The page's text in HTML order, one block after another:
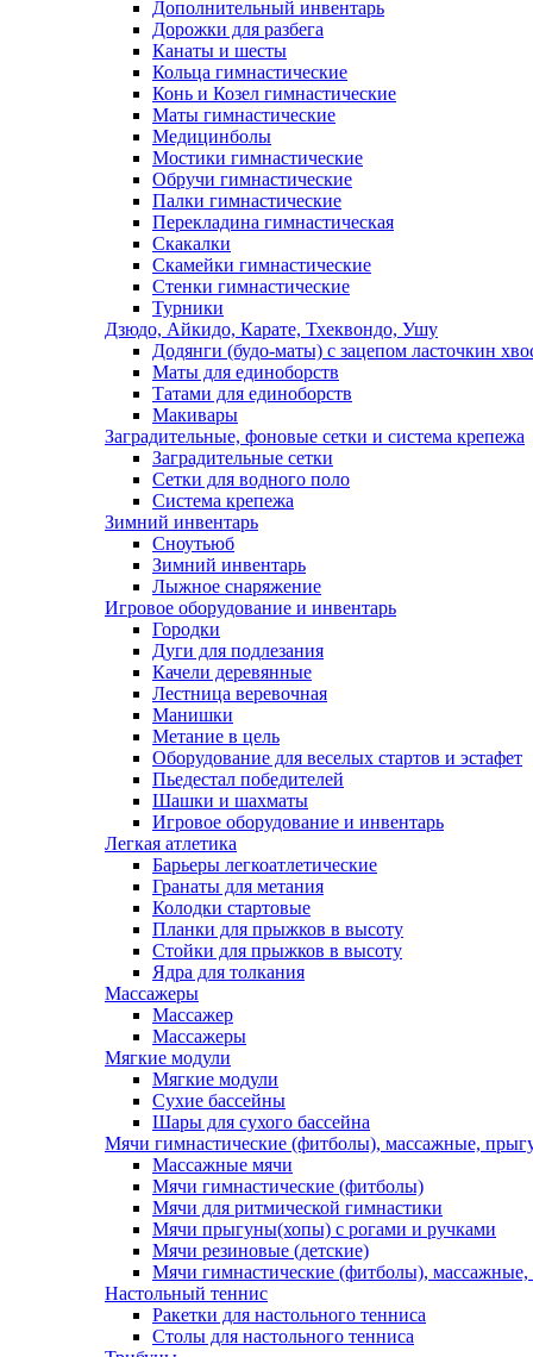
Дополнительный инвентарь
Дорожки для разбега
Канаты и шесты
Кольца гимнастические
Конь и Козел гимнастические
Маты гимнастические
Медицинболы
Мостики гимнастические
Обручи гимнастические
Палки гимнастические
Перекладина гимнастическая
Скакалки
Скамейки гимнастические
Стенки гимнастические
Турники
Дзюдо, Айкидо, Карате, Тхеквондо, Ушу
Додянги (будо-маты) с зацепом ласточкин
Маты для единоборств
Татами для единоборств
Макивары
Заградительные, фоновые сетки и система крепежа
Заградительные сетки
Сетки для водного поло
Система крепежа
Зимний инвентарь
Сноутьюб
Зимний инвентарь
Лыжное снаряжение
Игровое оборудование и инвентарь
Городки
Дуги для подлезания
Качели деревянные
Лестница веревочная
Манишки
Метание в цель
Оборудование для веселых стартов и эстафет
Пьедестал победителей
Шашки и шахматы
Игровое оборудование и инвентарь
Легкая атлетика
Барьеры легкоатлетические
Гранаты для метания
Колодки стартовые
Планки для прыжков в высоту
Стойки для прыжков в высоту
Ядра для толкания
Массажеры
Массажер
Массажеры
Мягкие модули
Мягкие модули
Сухие бассейны
Шары для сухого бассейна
Мячи гимнастические (фитболы), массажные,
Массажные мячи
Мячи гимнастические (фитболы)
Мячи для ритмической гимнастики
Мячи прыгуны(хопы) с рогами и ручками
Мячи резиновые (детские)
Мячи гимнастические (фитболы),
Настольный теннис
Ракетки для настольного тенниса
Столы для настольного тенниса